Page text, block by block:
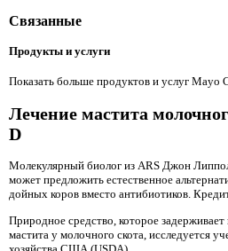
Связанные
Продукты и услуги
Показать больше продуктов и услуг Mayo
Лечение мастита
D
Молекулярный биолог из ARS Джон
может предложить естественное
дойных коров вместо антибиотиков.
Природное средство, которое
мастита у молочного скота, исследуется